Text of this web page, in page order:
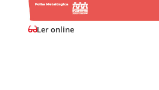
Ler online